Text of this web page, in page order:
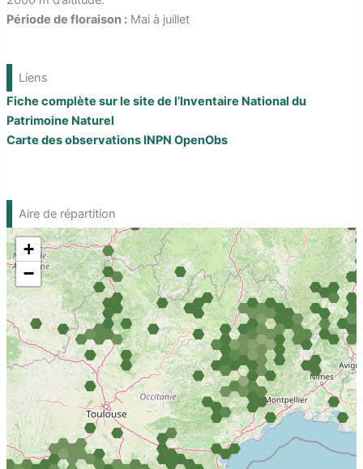
Période de floraison :Mai à juillet
Liens
Fiche complète sur le site de l’Inventaire National du
Patrimoine Naturel
Carte des observations INPN OpenObs
Aire de répartition
+
−